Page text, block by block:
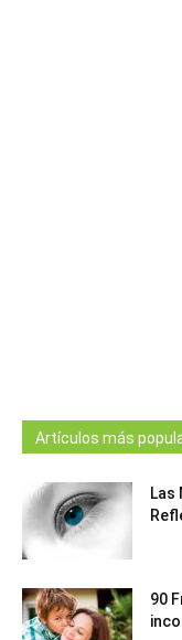
Artículos más
Las
90